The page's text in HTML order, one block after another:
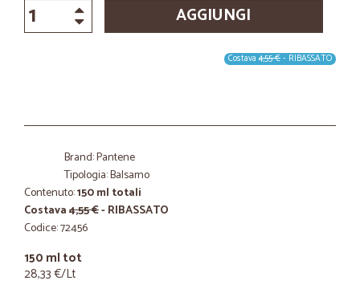
AGGIUNGI
Costava4,55 €- RIBASSATO
Brand: Pantene
Tipologia: Balsamo
Contenuto:150 ml totali
Costava4,55 €- RIBASSATO
Codice: 72456
150 ml tot
28,33 €/Lt